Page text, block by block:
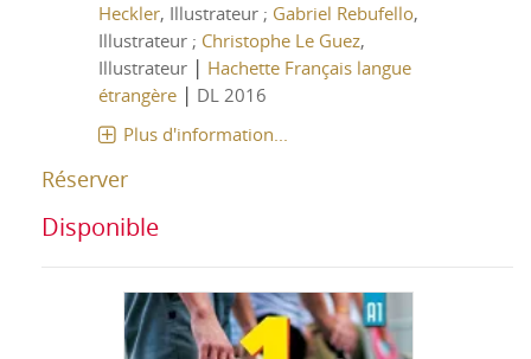
Heckler, Illustrateur ; Gabriel Rebufello,
Illustrateur ; Christophe Le Guez,
Illustrateur | Hachette Français langue
étrangère| DL 2016
Plus d'information...
Réserver
Disponible